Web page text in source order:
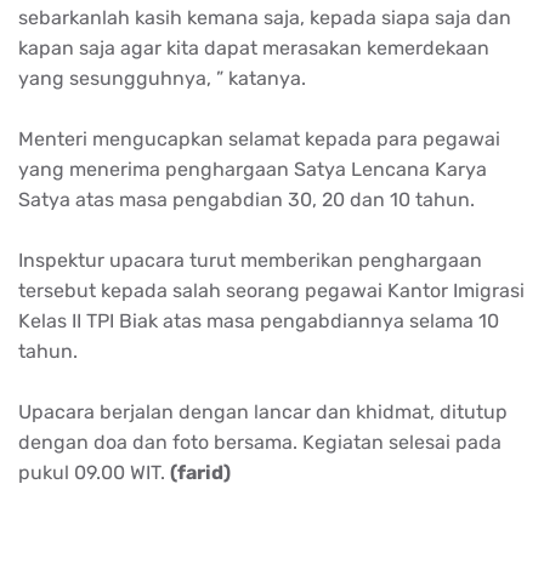
sebarkanlah kasih kemana saja, kepada siapa saja dan
kapan saja agar kita dapat merasakan kemerdekaan
yang sesungguhnya, ” katanya.
Menteri mengucapkan selamat kepada para pegawai
yang menerima penghargaan Satya Lencana Karya
Satya atas masa pengabdian 30, 20 dan 10 tahun.
Inspektur upacara turut memberikan penghargaan
tersebut kepada salah seorang pegawai Kantor Imigrasi
Kelas II TPI Biak atas masa pengabdiannya selama 10
tahun.
Upacara berjalan dengan lancar dan khidmat, ditutup
dengan doa dan foto bersama. Kegiatan selesai pada
pukul 09.00 WIT. (farid)